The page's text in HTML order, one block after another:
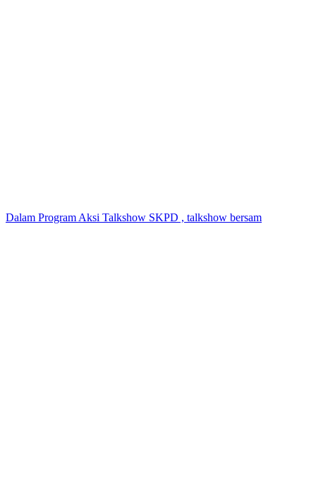
Dalam Program Aksi Talkshow SKPD , talkshow bersam